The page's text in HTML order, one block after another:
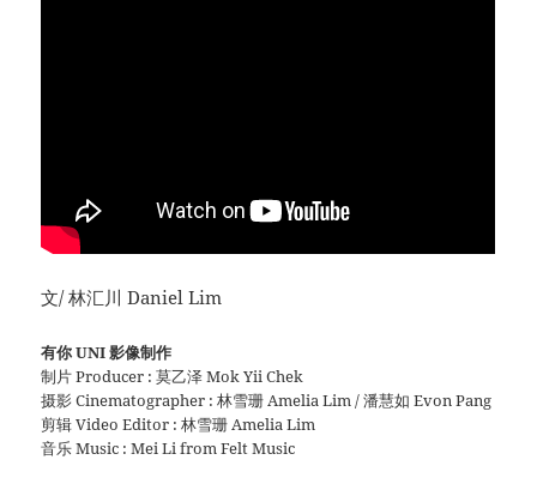
文/ 林汇川 Daniel Lim
有你 UNI 影像制作
制片 Producer : 莫乙泽 Mok Yii Chek
摄影 Cinematographer : 林雪珊 Amelia Lim / 潘慧如 Evon Pang
剪辑 Video Editor : 林雪珊 Amelia Lim
音乐 Music : Mei Li from Felt Music